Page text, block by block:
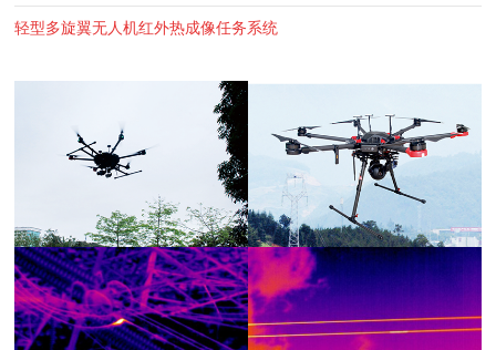
轻型多旋翼无人机红外热成像任务系统